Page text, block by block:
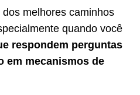
melhores caminhos
quando você
respondem perguntas
em mecanismos de